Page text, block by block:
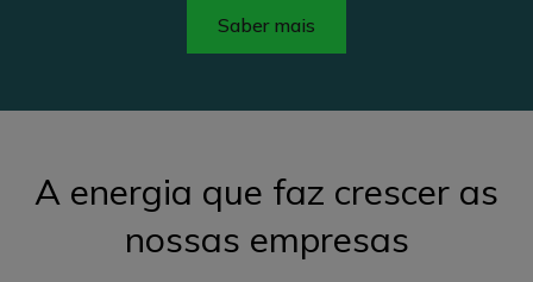
Saber mais
A energia que faz crescer as
nossas empresas